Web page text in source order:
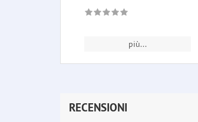
più...
RECENSIONI